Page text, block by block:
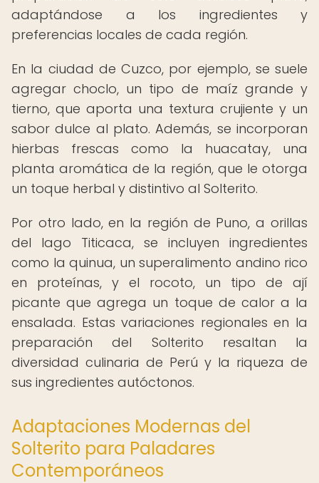
adaptándose a los ingredientes y
preferencias locales de cada región.
En la ciudad de Cuzco, por ejemplo, se suele
agregar choclo, un tipo de maíz grande y
tierno, que aporta una textura crujiente y un
sabor dulce al plato. Además, se incorporan
hierbas frescas como la huacatay, una
planta aromática de la región, que le otorga
un toque herbal y distintivo al Solterito.
Por otro lado, en la región de Puno, a orillas
del lago Titicaca, se incluyen ingredientes
como la quinua, un superalimento andino rico
en proteínas, y el rocoto, un tipo de ají
picante que agrega un toque de calor a la
ensalada. Estas variaciones regionales en la
preparación del Solterito resaltan la
diversidad culinaria de Perú y la riqueza de
sus ingredientes autóctonos.
Adaptaciones Modernas del
Solterito para Paladares
Contemporáneos